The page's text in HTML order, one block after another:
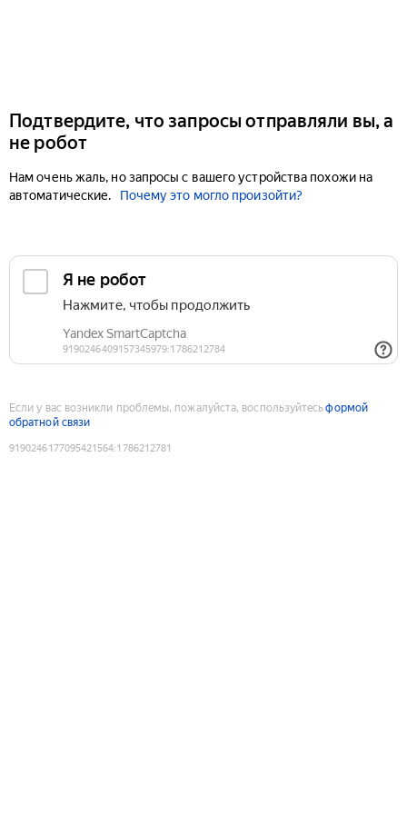
Подтвердите, что запросы отправляли вы, а
не робот
Нам очень жаль, но запросы с вашего устройства похожи на
автоматические.
Почему это могло произойти?
Если у вас возникли проблемы, пожалуйста, воспользуйтесьформой
обратной связи
9190246177095421564:1786212781